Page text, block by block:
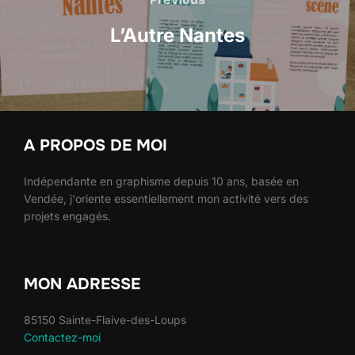
L’Autre Nantes
A PROPOS DE MOI
Indépendante en graphisme depuis 10 ans, basée en
Vendée, j'oriente essentiellement mon activité vers des
projets engagés.
MON ADRESSE
85150 Sainte-Flaive-des-Loups
Contactez-moi